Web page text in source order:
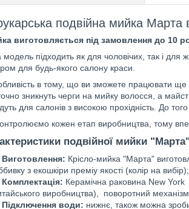
подвійна мийка Марта
виготовляється під замовлення до 10
модель підходить як для чоловічих, так і для
для будь-якого салону краси.
в тому, що ви зможете працювати ще
зникнуть черги на мийку волосся, а
для салонів з високою прохідність. До
кожен етап виробництва, тому
подвійної мийки
Виготовлення: Крісло-мийка "Марта"
з екошкіри преміу якості (колір на вибір);
Комплектація: Керамічна раковина New York
виробництва), поворотний
Підключення води: нижнє, також можна